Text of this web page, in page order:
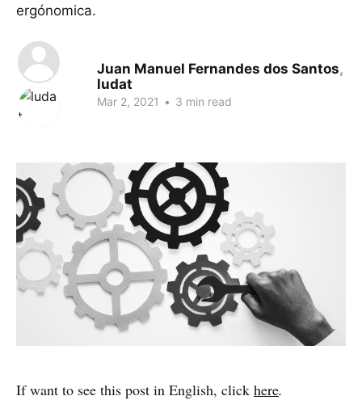
ergónomica.
Juan Manuel Fernandes dos Santos,
ludat
Mar 2, 2021 • 3 min read
If want to see this post in English, click here.